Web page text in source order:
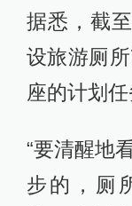
据悉，截
设旅游厕
座的计划任
“要清醒地
步的，厕